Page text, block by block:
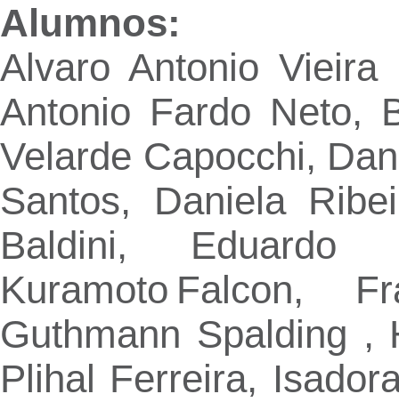
Alumnos:
Alvaro Antonio
Antonio Fardo Neto,
Velarde Capocchi,
Santos, Daniela
Baldini, Eduardo
Kuramoto Falcon,
Guthmann Spalding ,
Plihal Ferreira,